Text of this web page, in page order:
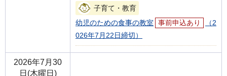
子育て・教育
幼児のための食事の教室
事前申込あり
（2
026年7月22日締切）
2026年7月30
日(木曜日)